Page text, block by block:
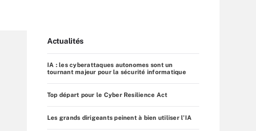
Actualités
IA : les cyberattaques autonomes sont un
tournant majeur pour la sécurité informatique
Top départ pour le Cyber Resilience Act
Les grands dirigeants peinent à bien utiliser l’IA